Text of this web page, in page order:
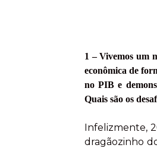
1 – Vivemos um
econômica de
no PIB e
Quais são os
Infelizmente,
dragãozinho